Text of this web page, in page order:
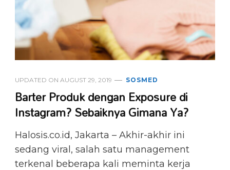
UPDATED ON AUGUST 29, 2019 SOSMED
Barter Produk dengan Exposure di
Instagram? Sebaiknya Gimana Ya?
Halosis.co.id, Jakarta – Akhir-akhir ini
sedang viral, salah satu management
terkenal beberapa kali meminta kerja